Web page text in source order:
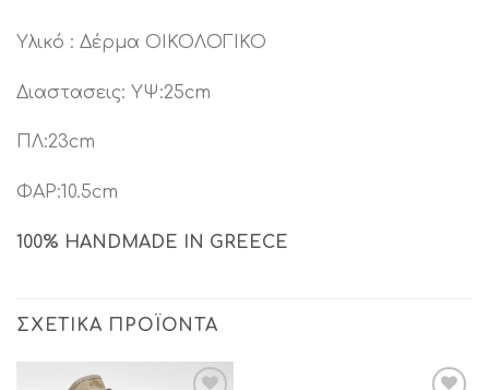
Υλικό : Δέρμα ΟΙΚΟΛΟΓΙΚΟ
Διαστασεις: ΥΨ:25cm
ΠΛ:23cm
ΦΑΡ:10.5cm
100% HANDMADE IN GREECE
ΣΧΕΤΙΚΆ ΠΡΟΪΌΝΤΑ